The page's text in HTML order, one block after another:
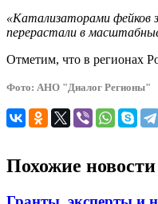
«Катализаторами фейков
перерастали в
Отметим, что в регионах
Фото: АНО "Диалог Регионы"
Похожие новости